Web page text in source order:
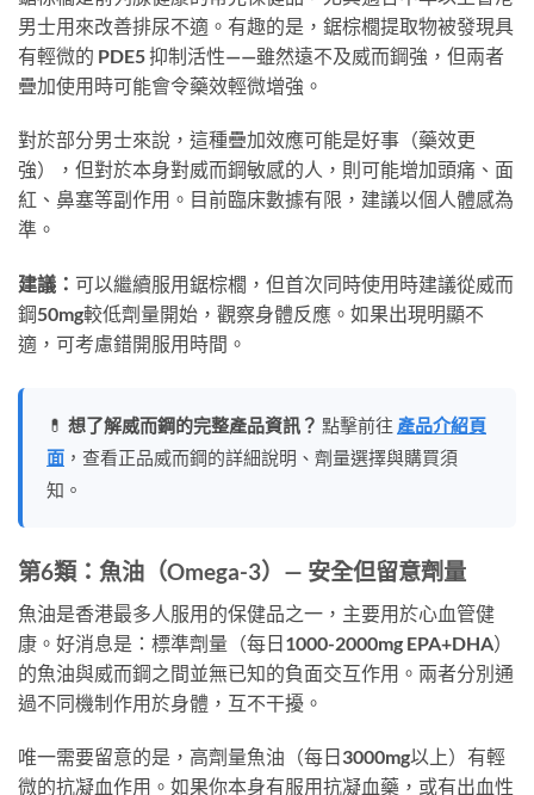
男士用來改善排尿不適。有趣的是，鋸棕櫚提取物被發現具
有輕微的 PDE5 抑制活性——雖然遠不及威而鋼強，但兩者
疊加使用時可能會令藥效輕微增強。
對於部分男士來說，這種疊加效應可能是好事（藥效更
強），但對於本身對威而鋼敏感的人，則可能增加頭痛、面
紅、鼻塞等副作用。目前臨床數據有限，建議以個人體感為
準。
建議： 可以繼續服用鋸棕櫚，但首次同時使用時建議從威而
鋼50mg較低劑量開始，觀察身體反應。如果出現明顯不
適，可考慮錯開服用時間。
💊 想了解威而鋼的完整產品資訊？ 點擊前往 產品介紹頁
面 ，查看正品威而鋼的詳細說明、劑量選擇與購買須
知。
第6類：魚油（Omega-3）— 安全但留意劑量
魚油是香港最多人服用的保健品之一，主要用於心血管健
康。好消息是：標準劑量（每日1000-2000mg EPA+DHA）
的魚油與威而鋼之間並無已知的負面交互作用。兩者分別通
過不同機制作用於身體，互不干擾。
唯一需要留意的是，高劑量魚油（每日3000mg以上）有輕
微的抗凝血作用。如果你本身有服用抗凝血藥，或有出血性